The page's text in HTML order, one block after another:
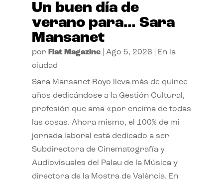
Un buen día de
verano para… Sara
Mansanet
por Flat Magazine| Ago 5, 2026
En la
ciudad
Sara Mansanet Royo lleva más de quince
años dedicándose a la Gestión Cultural,
profesión que ama «por encima de todas
las cosas. Ahora mismo, el 100% de mi
jornada laboral está dedicado a ser
Subdirectora de Cinematografía y
Audiovisuales del Palau de la Música y
directora de la Mostra de València. En